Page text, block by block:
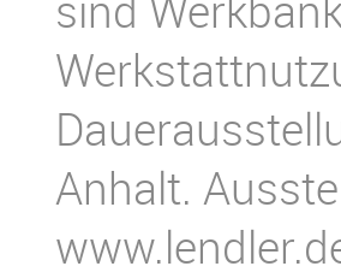
Anhalt.